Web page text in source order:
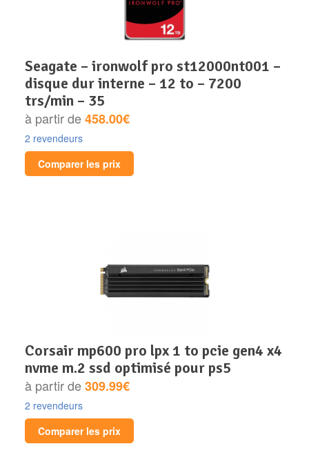
seagate – ironwolf pro st12000nt001 –
disque dur interne – 12 to – 7200
trs/min – 35
à partir de458.00€
2 revendeurs
Comparer les prix
corsair mp600 pro lpx 1 to pcie gen4 x4
nvme m.2 ssd optimisé pour ps5
à partir de309.99€
2 revendeurs
Comparer les prix